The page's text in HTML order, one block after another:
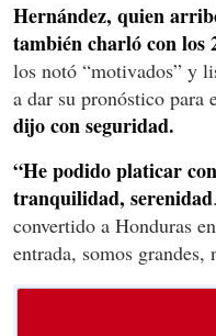
Hernández, quien
también charló con los
los notó “motivados” y
a dar su pronóstico para
dijo con seguridad.
“He podido platicar
tranquilidad, serenidad
convertido a Honduras
entrada, somos grandes,